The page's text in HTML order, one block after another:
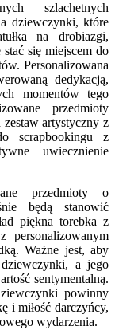
szlachetnych
dziewczynki, które
na drobiazgi,
się miejscem do
Personalizowana
dedykacją,
momentów tego
przedmioty
zestaw artystyczny z
scrapbookingu z
uwiecznienie
przedmioty o
będą stanowić
piękna torebka z
personalizowanym
Ważne jest, aby
a jego
sentymentalną.
powinny
i miłość darczyńcy,
wydarzenia.